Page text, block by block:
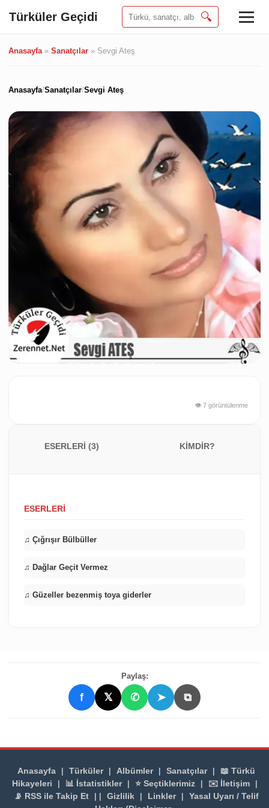
Türküler Geçidi 🔍
Anasayfa» Sanatçılar » Sevgi Ateş
Anasayfa/Sanatçılar/Sevgi Ateş
👁️ 7 görüntülenme
ESERLERİ (3) KİMDİR?
ESERLERİ
♫ Çığrışır Bülbüller
♫ Dağlar Geçit Vermez
♫ Güzeller bezenmiş toya giderler
Paylaş:
f 𝕏 ✆ ➤ ⧉
Anasayfa | Türküler | Albümler | Sanatçılar |
📖 Türkü
Hikayeleri
| 📊 İstatistikler | ⭐ Seçtiklerimiz | ✉️ İletişim
|
📡 RSS ile Takip Et
| | Gizlilik | Linkler |
Yasal Uyarı / Telif